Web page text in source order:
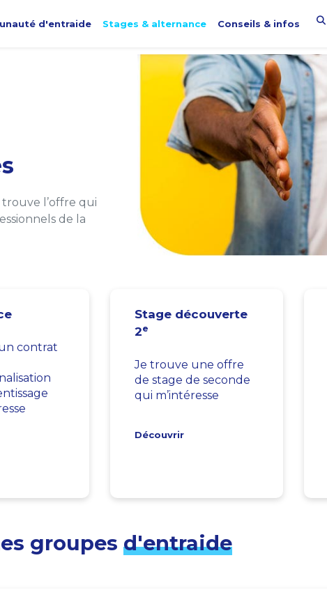
d'entraide Stages & alternance Conseils & infos
l’offre qui
de la
contrat
Stage découverte
2e
Je trouve une offre
de stage de seconde
qui m’intéresse
Découvrir
groupes d'entraide